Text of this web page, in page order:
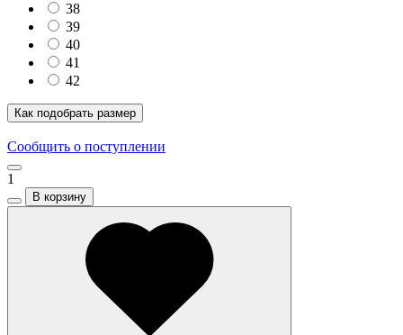
38
39
40
41
42
Как подобрать размер
Сообщить о поступлении
1
В корзину